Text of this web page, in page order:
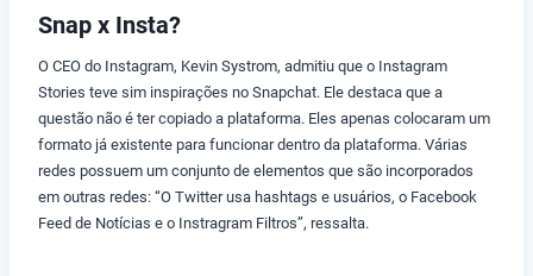
Snap x Insta?
O CEO do Instagram, Kevin Systrom, admitiu que o Instagram
Stories teve sim inspirações no Snapchat. Ele destaca que a
questão não é ter copiado a plataforma. Eles apenas colocaram um
formato já existente para funcionar dentro da plataforma. Várias
redes possuem um conjunto de elementos que são incorporados
em outras redes: “O Twitter usa hashtags e usuários, o Facebook
Feed de Notícias e o Instragram Filtros”, ressalta.